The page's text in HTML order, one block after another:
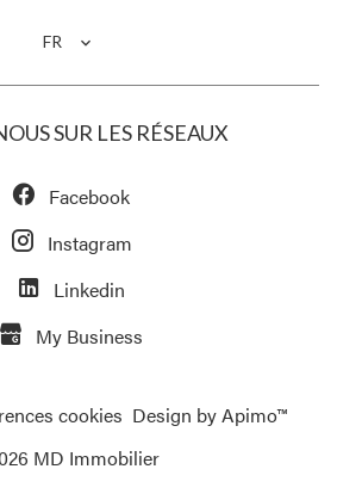
FR
SUR LES RÉSEAUX
Facebook
Instagram
Linkedin
My Business
cookies Design byApimo™
MD Immobilier